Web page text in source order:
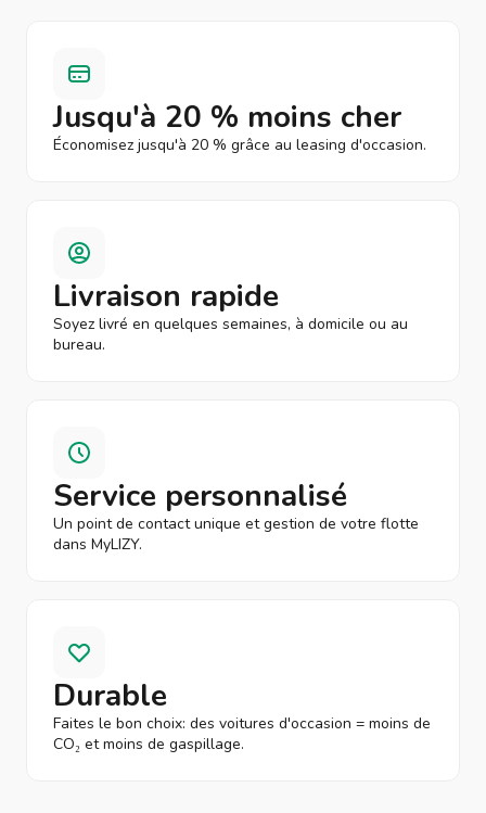
Jusqu'à 20 % moins cher
Économisez jusqu'à 20 % grâce au leasing d'occasion.
Livraison rapide
Soyez livré en quelques semaines, à domicile ou au
bureau.
Service personnalisé
Un point de contact unique et gestion de votre flotte
dans MyLIZY.
Durable
Faites le bon choix: des voitures d'occasion = moins de
CO₂ et moins de gaspillage.